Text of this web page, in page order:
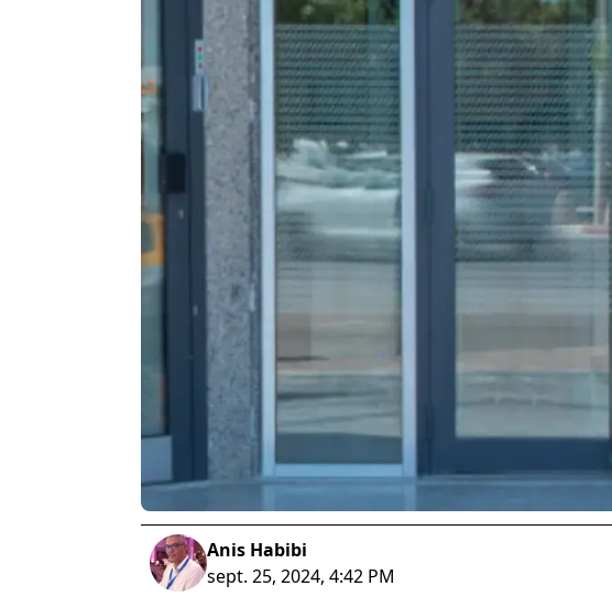
Anis Habibi
sept. 25, 2024, 4:42 PM